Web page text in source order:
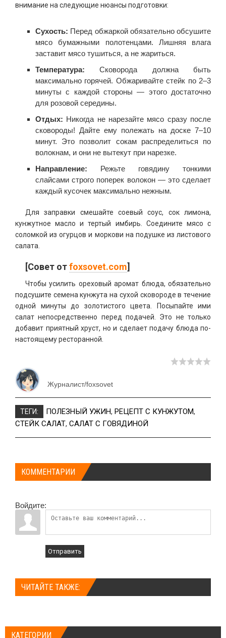
внимание на следующие нюансы подготовки:
Сухость: Перед обжаркой обязательно обсушите
мясо бумажными полотенцами. Лишняя влага
заставит мясо тушиться, а не жариться.
Температура: Сковорода должна быть
максимально горячей. Обжаривайте стейк по 2–3
минуты с каждой стороны — этого достаточно
для розовой середины.
Отдых: Никогда не нарезайте мясо сразу после
сковороды! Дайте ему полежать на доске 7–10
минут. Это позволит сокам распределиться по
волокнам, и они не вытекут при нарезке.
Направление: Режьте говядину тонкими
слайсами строго поперек волокон — это сделает
каждый кусочек максимально нежным.
Для заправки смешайте соевый соус, сок лимона,
кунжутное масло и тертый имбирь. Соедините мясо с
соломкой из огурцов и моркови на подушке из листового
салата.
[Совет отfoxsovet.com]
Чтобы усилить ореховый аромат блюда, обязательно
подсушите семена кунжута на сухой сковороде в течение
одной минуты до золотистого цвета. Посыпайте ими
салат непосредственно перед подачей. Это не только
добавит приятный хруст, но и сделает подачу блюда по-
настоящему ресторанной.
Журналист/foxsovet
ТЕГИ: ПОЛЕЗНЫЙ УЖИН, РЕЦЕПТ С КУНЖУТОМ,
СТЕЙК САЛАТ, САЛАТ С ГОВЯДИНОЙ
КОММЕНТАРИИ
Войдите:
Отправить
ЧИТАЙТЕ ТАКЖЕ:
КАТЕГОРИИ